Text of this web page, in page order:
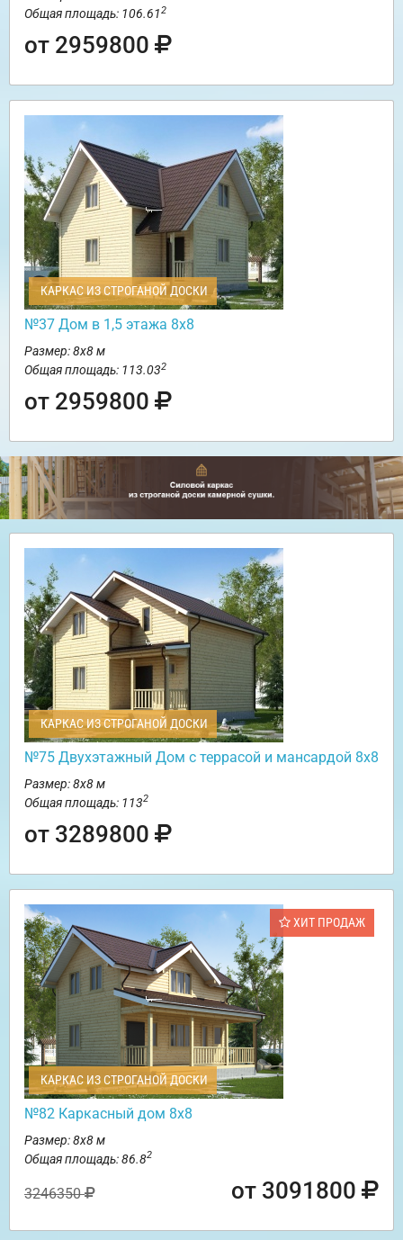
Общая площадь: 106.612
от 2959800
КАРКАС ИЗ СТРОГАНОЙ ДОСКИ
№37 Дом в 1,5 этажа 8х8
Размер: 8х8 м
Общая площадь: 113.032
от 2959800
КАРКАС ИЗ СТРОГАНОЙ ДОСКИ
№75 Двухэтажный Дом с террасой и мансардой 8х8
Размер: 8х8 м
Общая площадь: 1132
от 3289800
ХИТ ПРОДАЖ
КАРКАС ИЗ СТРОГАНОЙ ДОСКИ
№82 Каркасный дом 8х8
Размер: 8х8 м
Общая площадь: 86.82
3246350 от 3091800